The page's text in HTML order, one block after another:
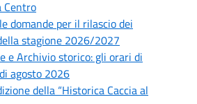
Centro
domande per il rilascio dei
stagione 2026/2027
e Archivio storico: gli orari di
agosto 2026
della “Historica Caccia al